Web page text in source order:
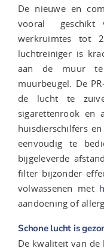
De nieuwe en
vooral geschikt
werkruimtes tot
luchtreiniger is
aan de muur te
muurbeugel. De
de lucht te
sigarettenrook en
huisdierschilfers
eenvoudig te
bijgeleverde
filter bijzonder
volwassenen met
aandoening of
Schone lucht is
De kwaliteit van